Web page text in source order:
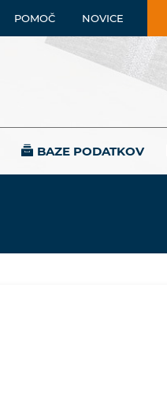
POMOČ NOVICE
BAZE PODATKOV